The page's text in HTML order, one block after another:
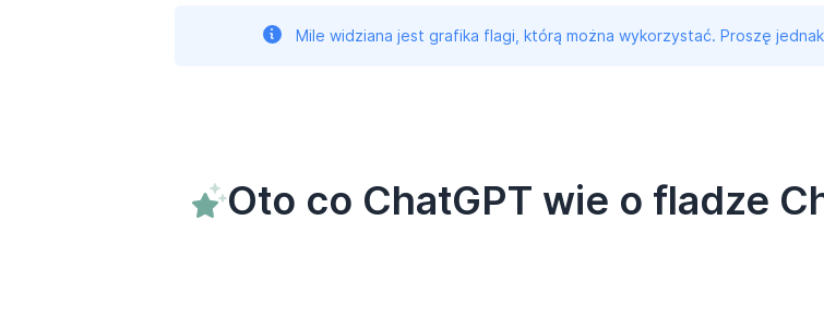
Mile widziana jest grafika flagi, którą można wykorzystać. Proszę
Oto co ChatGPT wie o fladze